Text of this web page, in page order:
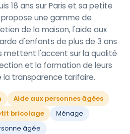
18 ans sur Paris et sa petite
une gamme de
de la maison, l'aide aux
d'enfants de plus de 3 ans
mettent l'accent sur la qualité
et la formation de leurs
la transparence tarifaire.
Aide aux personnes âgées
bricolage
Ménage
âgée